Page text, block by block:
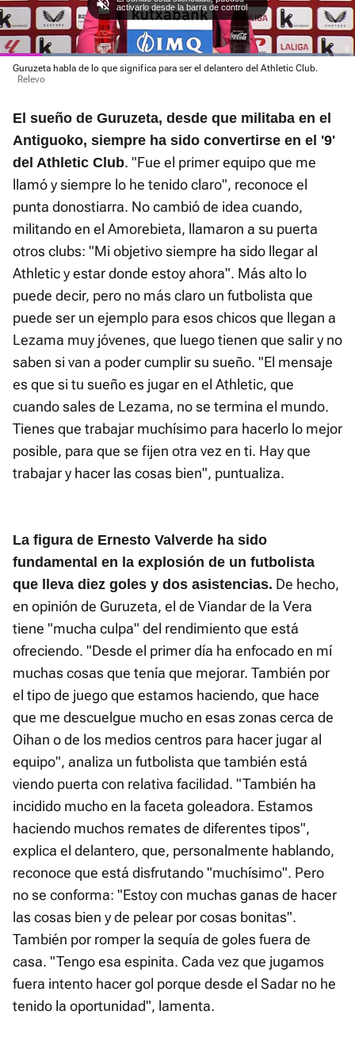
Pausa Unmute Current
0:06 / Duration
0:45
Loaded
92.59%
Guruzeta habla de lo que significa para ser el delantero del Athletic Club.
Relevo
El sueño de Guruzeta, desde que militaba en el
Antiguoko, siempre ha sido convertirse en el '9'
del Athletic Club. "Fue el primer equipo que me
llamó y siempre lo he tenido claro", reconoce el
punta donostiarra. No cambió de idea cuando,
militando en el Amorebieta, llamaron a su puerta
otros clubs: "Mi objetivo siempre ha sido llegar al
Athletic y estar donde estoy ahora". Más alto lo
puede decir, pero no más claro un futbolista que
puede ser un ejemplo para esos chicos que llegan a
Lezama muy jóvenes, que luego tienen que salir y no
saben si van a poder cumplir su sueño. "El mensaje
es que si tu sueño es jugar en el Athletic, que
cuando sales de Lezama, no se termina el mundo.
Tienes que trabajar muchísimo para hacerlo lo mejor
posible, para que se fijen otra vez en ti. Hay que
trabajar y hacer las cosas bien", puntualiza.
La figura de Ernesto Valverde ha sido
fundamental en la explosión de un futbolista
que lleva diez goles y dos asistencias. De hecho,
en opinión de Guruzeta, el de Viandar de la Vera
tiene "mucha culpa" del rendimiento que está
ofreciendo. "Desde el primer día ha enfocado en mí
muchas cosas que tenía que mejorar. También por
el tipo de juego que estamos haciendo, que hace
que me descuelgue mucho en esas zonas cerca de
Oihan o de los medios centros para hacer jugar al
equipo", analiza un futbolista que también está
viendo puerta con relativa facilidad. "También ha
incidido mucho en la faceta goleadora. Estamos
haciendo muchos remates de diferentes tipos",
explica el delantero, que, personalmente hablando,
reconoce que está disfrutando "muchísimo". Pero
no se conforma: "Estoy con muchas ganas de hacer
las cosas bien y de pelear por cosas bonitas".
También por romper la sequía de goles fuera de
casa. "Tengo esa espinita. Cada vez que jugamos
fuera intento hacer gol porque desde el Sadar no he
tenido la oportunidad", lamenta.